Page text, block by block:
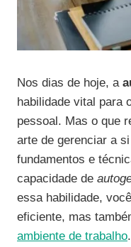
Nos dias de hoje, a
habilidade vital para
pessoal. Mas o que
arte de gerenciar a
fundamentos e
capacidade de
essa habilidade,
eficiente, mas
ambiente de trabalho